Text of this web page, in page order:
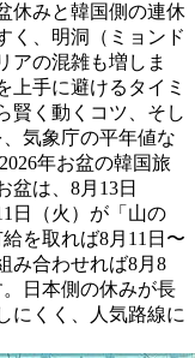
休みと韓国側の連休
く、明洞（ミョンド
アの混雑も増しま
上手に避けるタイミ
賢く動くコツ、そし
気象庁の平年値な
年お盆の韓国旅
盆は、8月13日
日（火）が「山の
を取れば8月11日〜
み合わせれば8月8
日本側の休みが長
にくく、人気路線に